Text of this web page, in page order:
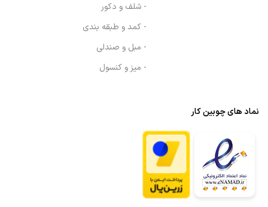
- شلف و دکور
- کمد و طبقه بندی
- مبل و صندلی
- میز و کنسول
نماد های چوبین کار